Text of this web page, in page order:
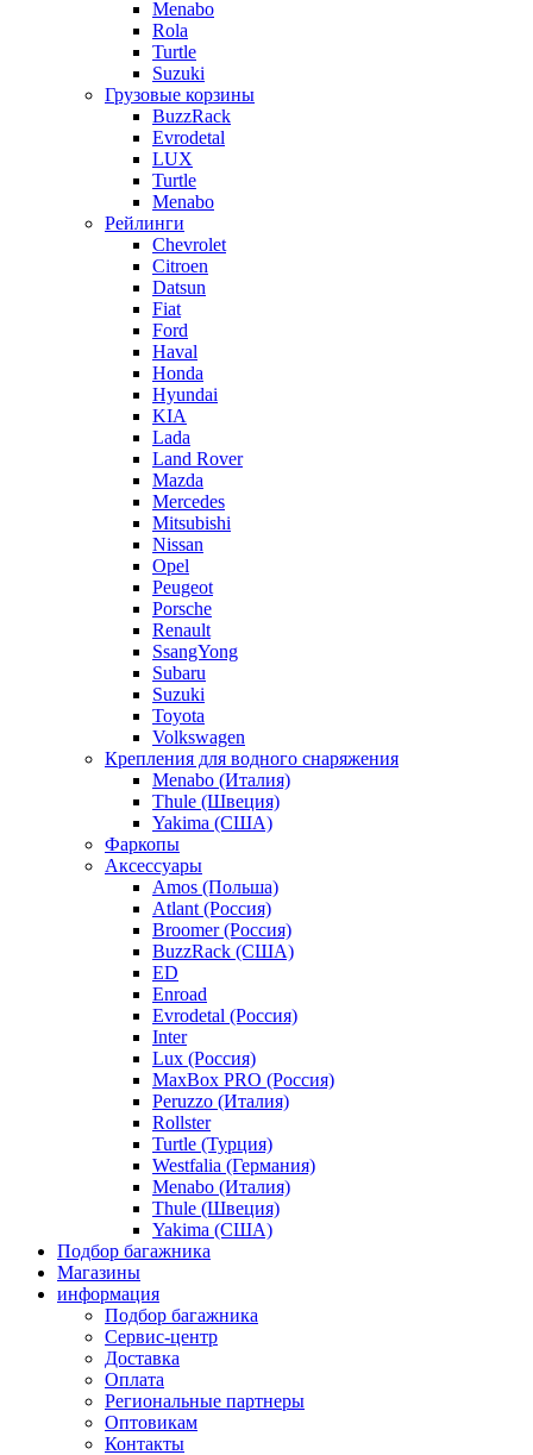
Menabo
Rola
Turtle
Suzuki
Грузовые корзины
BuzzRack
Evrodetal
LUX
Turtle
Menabo
Рейлинги
Chevrolet
Citroen
Datsun
Fiat
Ford
Haval
Honda
Hyundai
KIA
Lada
Land Rover
Mazda
Mercedes
Mitsubishi
Nissan
Opel
Peugeot
Porsche
Renault
SsangYong
Subaru
Suzuki
Toyota
Volkswagen
Крепления для водного снаряжения
Menabo (Италия)
Thule (Швеция)
Yakima (США)
Фаркопы
Аксессуары
Amos (Польша)
Atlant (Россия)
Broomer (Россия)
BuzzRack (США)
ED
Enroad
Evrodetal (Россия)
Inter
Lux (Россия)
MaxBox PRO (Россия)
Peruzzo (Италия)
Rollster
Turtle (Турция)
Westfalia (Германия)
Menabo (Италия)
Thule (Швеция)
Yakima (США)
Подбор багажника
Магазины
информация
Подбор багажника
Сервис-центр
Доставка
Оплата
Региональные партнеры
Оптовикам
Контакты